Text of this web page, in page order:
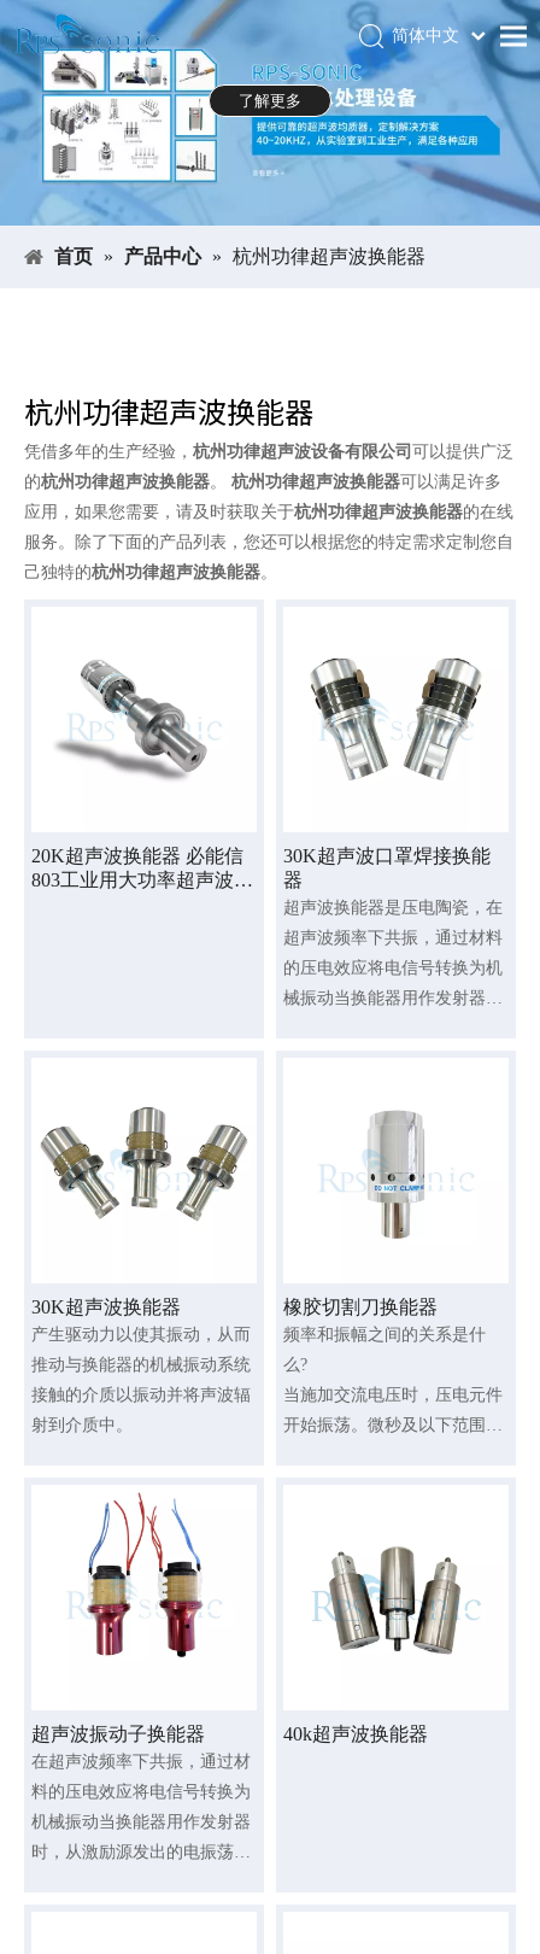
首页
关于RPS-SONIC
产品中心
应用领域
新闻中心
联系我们
简体中文
Español
Pусский
العربية
了解更多
首页 » 产品中心 » 杭州功律超声波换能器
杭州功律超声波换能器
凭借多年的生产经验， 杭州功律超声波设备有限公司 可以提供广泛
的杭州功律超声波换能器。 杭州功律超声波换能器可以满足许多
应用，如果您需要，请及时获取关于杭州功律超声波换能器的在线
服务。除了下面的产品列表，您还可以根据您的特定需求定制您自
己独特的杭州功律超声波换能器。
20K超声波换能器 必能信
803工业用大功率超声波换
30K超声波口罩焊接换能
器
超声波换能器是压电陶瓷，在
超声波频率下共振，通过材料
的压电效应将电信号转换为机
械振动当换能器用作发射器
过一定的努力改变换能器的机
械振动系统。
30K超声波换能器
产生驱动力以使其振动，从而
推动与换能器的机械振动系统
接触的介质以振动并将声波辐
射到介质中。
橡胶切割刀换能器
频率和振幅之间的关系是什
么?
当施加交流电压时，压电元件
开始振荡。微秒及以下范围内
超声波振动子换能器
在超声波频率下共振，通过材
料的压电效应将电信号转换为
机械振动当换能器用作发射器
时，从激励源发出的电振荡信
40k超声波换能器